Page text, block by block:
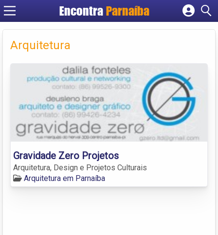
Encontra Parnaíba
Cadastrar empresa
Arquitetura
Gravidade Zero Projetos
Arquitetura, Design e Projetos Culturais
Arquitetura em Parnaíba